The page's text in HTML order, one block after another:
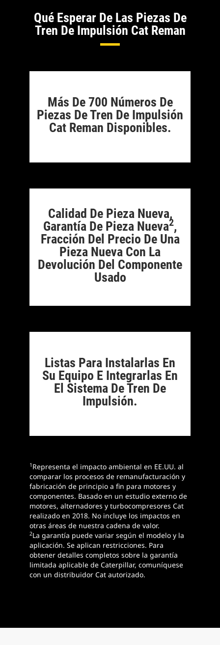
Qué Esperar De Las Piezas De
Tren De Impulsión Cat Reman
Más De 700 Números De
Piezas De Tren De Impulsión
Cat Reman Disponibles.
Calidad De Pieza Nueva,
Garantía De Pieza Nueva2,
Fracción Del Precio De Una
Pieza Nueva Con La
Devolución Del Componente
Usado
Listas Para Instalarlas En
Su Equipo E Integrarlas En
El Sistema De Tren De
Impulsión.
1 Representa el impacto ambiental en EE.UU. al
comparar los procesos de remanufacturación y
fabricación de principio a fin para motores y
componentes. Basado en un estudio externo de
motores, alternadores y turbocompresores Cat
realizado en 2018. No incluye los impactos en
otras áreas de nuestra cadena de valor.
2La garantía puede variar según el modelo y la
aplicación. Se aplican restricciones. Para
obtener detalles completos sobre la garantía
limitada aplicable de Caterpillar, comuníquese
con un distribuidor Cat autorizado.